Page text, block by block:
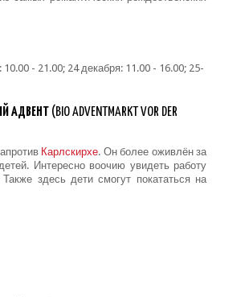
- 21.00; 24 декабря: 11.00 - 16.00; 25-
АДВЕНТ (BIO ADVENTMARKT VOR DER
Карлскирхе. Он более оживлён за
Интересно воочию увидеть работу
здесь дети смогут покататься на